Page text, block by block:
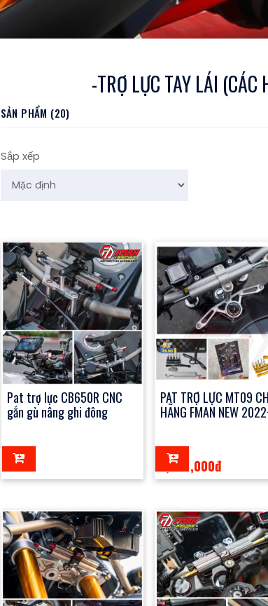
-TRỢ LỰC TAY LÁI (CÁC
SẢN PHẨM (20)
Sắp xếp
Pat trợ lực CB650R CNC
gắn gù nâng ghi đông
0đ
PAT TRỢ LỰC MT09
HÃNG FMAN NEW
1,500,000đ